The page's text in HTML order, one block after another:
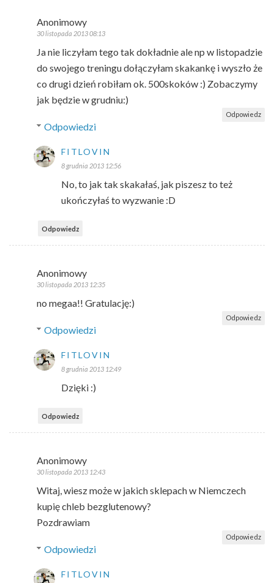
Anonimowy
30 listopada 2013 08:13
Ja nie liczyłam tego tak dokładnie ale np w listopadzie
do swojego treningu dołączyłam skakankę i wyszło że
co drugi dzień robiłam ok. 500skoków :) Zobaczymy
jak będzie w grudniu:)
Odpowiedz
Odpowiedzi
FITLOVIN
8 grudnia 2013 12:56
No, to jak tak skakałaś, jak piszesz to też
ukończyłaś to wyzwanie :D
Odpowiedz
Anonimowy
30 listopada 2013 12:35
no megaa!! Gratulację:)
Odpowiedz
Odpowiedzi
FITLOVIN
8 grudnia 2013 12:49
Dzięki :)
Odpowiedz
Anonimowy
30 listopada 2013 12:43
Witaj, wiesz może w jakich sklepach w Niemczech
kupię chleb bezglutenowy?
Pozdrawiam
Odpowiedz
Odpowiedzi
FITLOVIN